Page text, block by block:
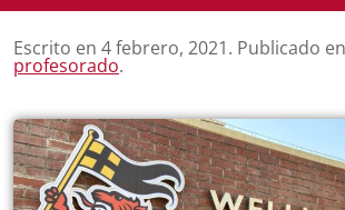
Escrito en 4 febrero, 2021. Publicado en
profesorado.